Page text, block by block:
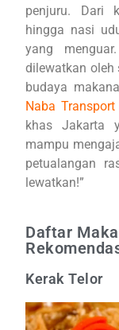
penjuru. Dari
hingga nasi
yang
dilewatkan oleh
budaya
Naba Transport
khas Jakarta
mampu
petualangan
lewatkan!”
Daftar
Kerak Telor